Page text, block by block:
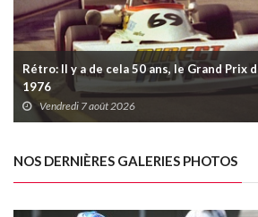
Rétro: Il y a de cela 50 ans, le Grand Prix
1976
Vendredi 7 août 2026
NOS DERNIÈRES GALERIES PHOTOS